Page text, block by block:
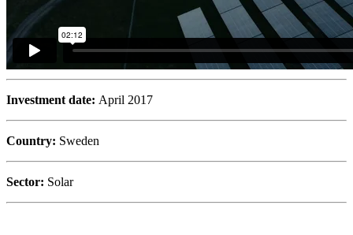
Investment date: April 2017
Country: Sweden
Sector: Solar